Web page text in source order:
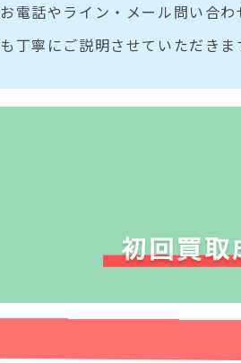
お電話やライン・メール問い合
も丁寧にご説明させていただき